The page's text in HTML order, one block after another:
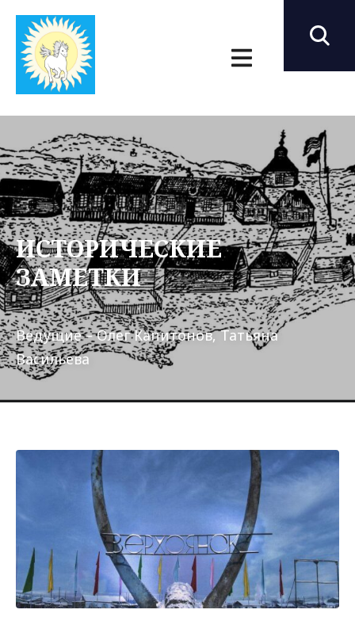
ИСТОРИЧЕСКИЕ
ЗАМЕТКИ
Ведущие – Олег Капитонов, Татьяна
Васильева